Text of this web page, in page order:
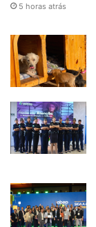
5 horas atrás